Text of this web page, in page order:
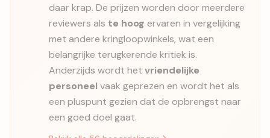
daar krap. De prijzen worden door meerdere
reviewers als te hoog ervaren in vergelijking
met andere kringloopwinkels, wat een
belangrijke terugkerende kritiek is.
Anderzijds wordt het vriendelijke
personeel vaak geprezen en wordt het als
een pluspunt gezien dat de opbrengst naar
een goed doel gaat.